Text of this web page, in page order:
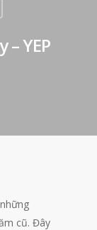
YEP
cũ. Đây